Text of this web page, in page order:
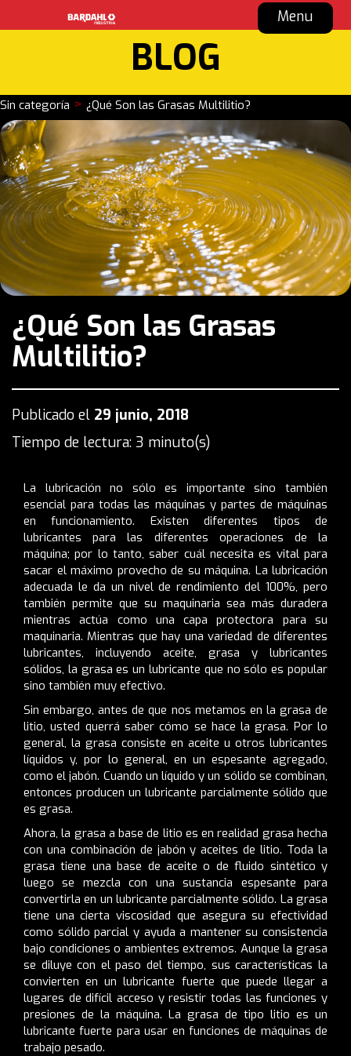
Menu
BLOG
Sin categoría > ¿Qué Son las Grasas Multilitio?
¿Qué Son las Grasas
Multilitio?
Publicado el 29 junio, 2018
Tiempo de lectura: 3 minuto(s)
La lubricación no sólo es importante sino también
esencial para todas las máquinas y partes de máquinas
en funcionamiento. Existen diferentes tipos de
lubricantes para las diferentes operaciones de la
máquina; por lo tanto, saber cuál necesita es vital para
sacar el máximo provecho de su máquina. La lubricación
adecuada le da un nivel de rendimiento del 100%, pero
también permite que su maquinaria sea más duradera
mientras actúa como una capa protectora para su
maquinaria. Mientras que hay una variedad de diferentes
lubricantes, incluyendo aceite, grasa y lubricantes
sólidos, la grasa es un lubricante que no sólo es popular
sino también muy efectivo.
Sin embargo, antes de que nos metamos en la grasa de
litio, usted querrá saber cómo se hace la grasa. Por lo
general, la grasa consiste en aceite u otros lubricantes
líquidos y, por lo general, en un espesante agregado,
como el jabón. Cuando un líquido y un sólido se combinan,
entonces producen un lubricante parcialmente sólido que
es grasa.
Ahora, la grasa a base de litio es en realidad grasa hecha
con una combinación de jabón y aceites de litio. Toda la
grasa tiene una base de aceite o de fluido sintético y
luego se mezcla con una sustancia espesante para
convertirla en un lubricante parcialmente sólido. La grasa
tiene una cierta viscosidad que asegura su efectividad
como sólido parcial y ayuda a mantener su consistencia
bajo condiciones o ambientes extremos. Aunque la grasa
se diluye con el paso del tiempo, sus características la
convierten en un lubricante fuerte que puede llegar a
lugares de difícil acceso y resistir todas las funciones y
presiones de la máquina. La grasa de tipo litio es un
lubricante fuerte para usar en funciones de máquinas de
trabajo pesado.